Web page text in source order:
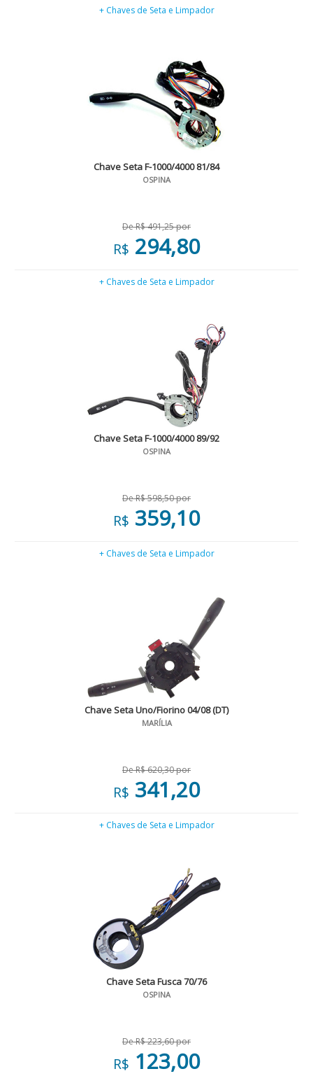
+ Chaves de Seta e Limpador
Chave Seta F-1000/4000 81/84
OSPINA
De R$ 491,25 por
R$ 294,80
+ Chaves de Seta e Limpador
Chave Seta F-1000/4000 89/92
OSPINA
De R$ 598,50 por
R$ 359,10
+ Chaves de Seta e Limpador
Chave Seta Uno/Fiorino 04/08 (DT)
MARÍLIA
De R$ 620,30 por
R$ 341,20
+ Chaves de Seta e Limpador
Chave Seta Fusca 70/76
OSPINA
De R$ 223,60 por
R$ 123,00